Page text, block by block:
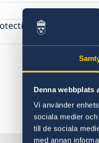
Denna webbplats
Vi använder
sociala medier
till de sociala
med annan
contracts procured from
policy for